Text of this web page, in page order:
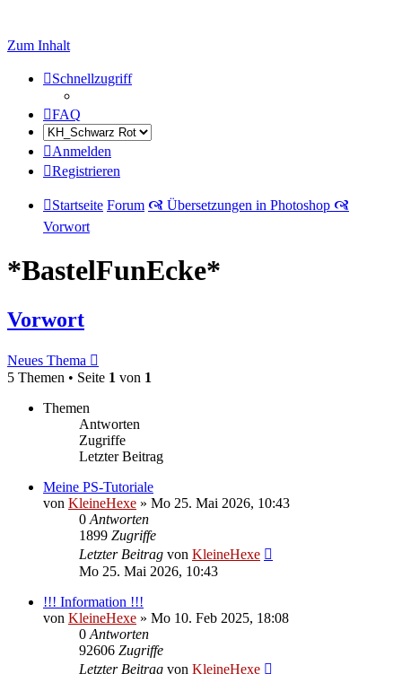
Zum Inhalt
Schnellzugriff
FAQ
Anmelden
Registrieren
Startseite Forum 🙧 Übersetzungen in Photoshop 🙧
Vorwort
*BastelFunEcke*
Vorwort
Neues Thema
5 Themen • Seite 1 von 1
Themen
Antworten
Zugriffe
Letzter Beitrag
Meine PS-Tutoriale
von KleineHexe » Mo 25. Mai 2026, 10:43
0 Antworten
1899 Zugriffe
Letzter Beitrag von KleineHexe
Mo 25. Mai 2026, 10:43
!!! Information !!!
von KleineHexe » Mo 10. Feb 2025, 18:08
0 Antworten
92606 Zugriffe
Letzter Beitrag von KleineHexe